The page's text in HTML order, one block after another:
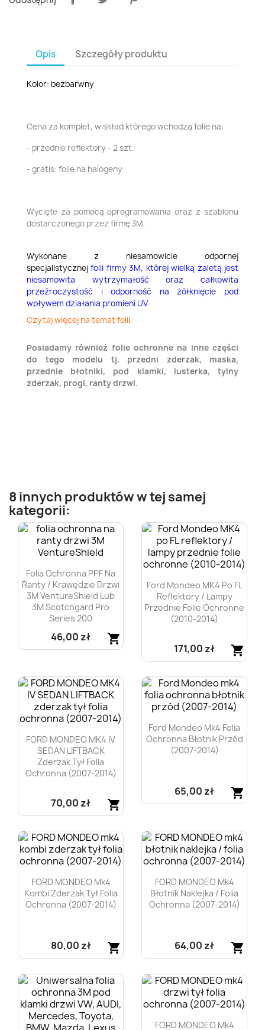
Opis Szczegóły produktu
Kolor: bezbarwny
Cena za komplet, w skład którego wchodzą folie na:
- przednie reflektory - 2 szt.
- gratis: folie na halogeny
Wycięte za pomocą oprogramowania oraz z szablonu
dostarczonego przez firmę 3M.
Wykonane z niesamowicie odpornej
specjalistycznejfolii firmy 3M, której wielką zaletą jest
niesamowita wytrzymałość oraz całkowita
przeźroczystość i odporność na żółknięcie pod
wpływem działania promieni UV
Czytaj więcej na temat folii.
Posiadamy również folie ochronne na inne części
do tego modelu tj. przedni zderzak, maska,
przednie błotniki, pod klamki, lusterka, tylny
zderzak, progi, ranty drzwi.
8 innych produktów w tej samej
kategorii:
Folia Ochronna PPF Na
Ranty / Krawędzie Drzwi
3M VentureShield Lub
3M Scotchgard Pro
Series 200
shopping_cart
46,00 zł
Ford Mondeo MK4 Po FL
Reflektory / Lampy
Przednie Folie Ochronne
(2010-2014)
shopping_cart
171,00 zł

FORD MONDEO MK4 IV
SEDAN LIFTBACK
Zderzak Tył Folia
Ochronna (2007-2014)
shopping_cart
70,00 zł
Szybki podgląd
Ford Mondeo Mk4 Folia
Ochronna Błotnik Przód
(2007-2014)
shopping_cart
65,00 zł
FORD MONDEO Mk4
Kombi Zderzak Tył Folia
Ochronna (2007-2014)
shopping_cart
80,00 zł

FORD MONDEO Mk4
Błotnik Naklejka / Folia
Ochronna (2007-2014)
shopping_cart
64,00 zł

FORD MONDEO Mk4